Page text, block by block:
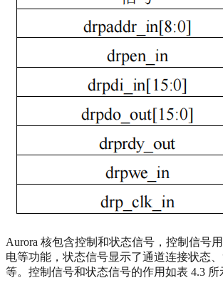
Aurora 核包含控制和状态信号，控制信号
电等功能，状态信号显示了通道连接状态
等。控制信号和状态信号的作用如表 4.3 所